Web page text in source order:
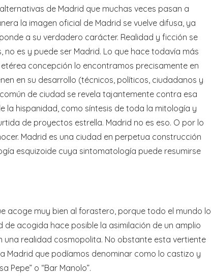
de Madrid que muchas veces pasan a
la imagen oficial de Madrid se vuelve difusa, ya
a su verdadero carácter. Realidad y ficción se
es y puede ser Madrid. Lo que hace todavía más
concepción lo encontramos precisamente en
en su desarrollo (técnicos, políticos, ciudadanos y
de ciudad se revela tajantemente contra esa
hispanidad, como síntesis de toda la mitología y
de proyectos estrella. Madrid no es eso. O por lo
Madrid es una ciudad en perpetua construcción
esquizoide cuya sintomatología puede resumirse
acoge muy bien al forastero, porque todo el mundo lo
acogida hace posible la asimilación de un amplio
realidad cosmopolita. No obstante esta vertiente
Madrid que podíamos denominar como lo castizo y
Pepe” o “Bar Manolo”.